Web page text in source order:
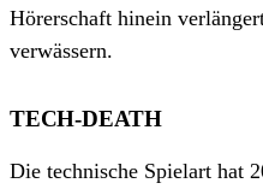
Hörerschaft hinein
verwässern.
TECH-DEATH
Die technische Spielart hat